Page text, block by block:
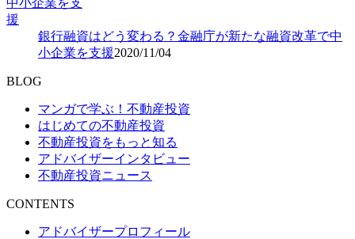
銀行融資はどう変わる？金融庁が新たな融資改革で中
小企業を支援2020/11/04
BLOG
マンガで学ぶ！不動産投資
はじめての不動産投資
不動産投資をもっと知る
アドバイザーインタビュー
不動産投資ニュース
CONTENTS
アドバイザープロフィール